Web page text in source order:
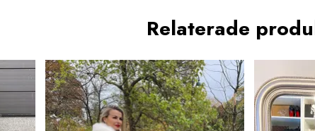
Relaterade